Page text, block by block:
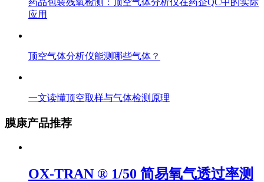
药品包装残氧检测：顶空气体分析仪在药企QC中的实际
应用
顶空气体分析仪能测哪些气体？
一文读懂顶空取样与气体检测原理
膜康产品推荐
OX-TRAN ® 1/50 简易氧气透过率测